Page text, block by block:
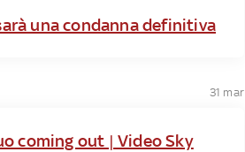
una condanna definitiva
31 mar
coming out | Video Sky